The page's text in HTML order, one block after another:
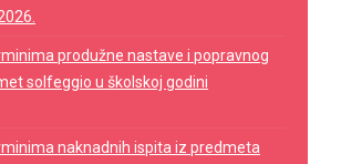
produžne nastave i popravnog
solfeggio u školskoj godini
naknadnih ispita iz predmeta